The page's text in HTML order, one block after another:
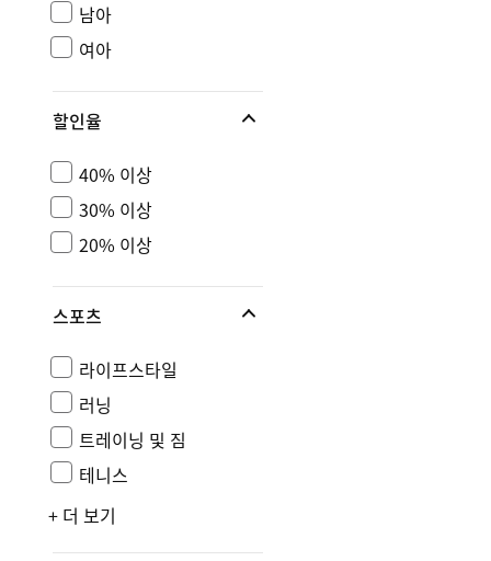
남아
여아
할인율
40% 이상
30% 이상
20% 이상
스포츠
라이프스타일
러닝
트레이닝 및 짐
테니스
+ 더 보기